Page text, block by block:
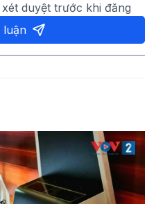
duyệt trước khi đăng
luận